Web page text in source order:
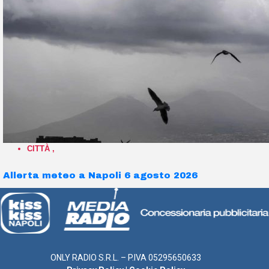
CITTÀ ,
Allerta meteo a Napoli 6 agosto 2026
ONLY RADIO S.R.L. – P.IVA 05295650633